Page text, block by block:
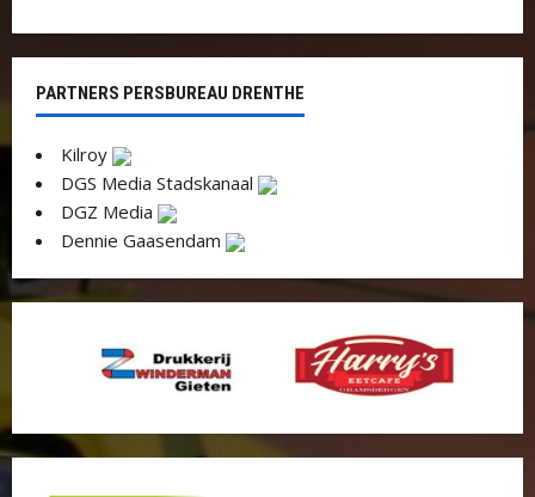
PARTNERS PERSBUREAU DRENTHE
Kilroy
DGS Media Stadskanaal
DGZ Media
Dennie Gaasendam